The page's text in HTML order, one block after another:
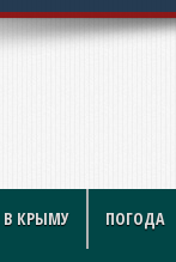
КРЫМУ ПОГОДА